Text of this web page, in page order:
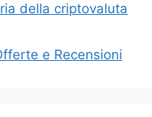
della criptovaluta
e Recensioni